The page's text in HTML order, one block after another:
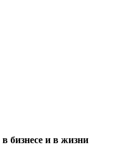
бизнесе и в жизни